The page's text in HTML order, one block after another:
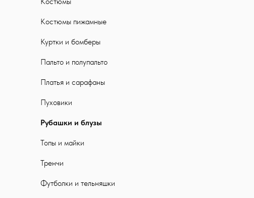
Костюмы пижамные
Куртки и бомберы
Пальто и полупальто
Платья и сарафаны
Пуховики
Рубашки и блузы
Топы и майки
Тренчи
Футболки и тельняшки